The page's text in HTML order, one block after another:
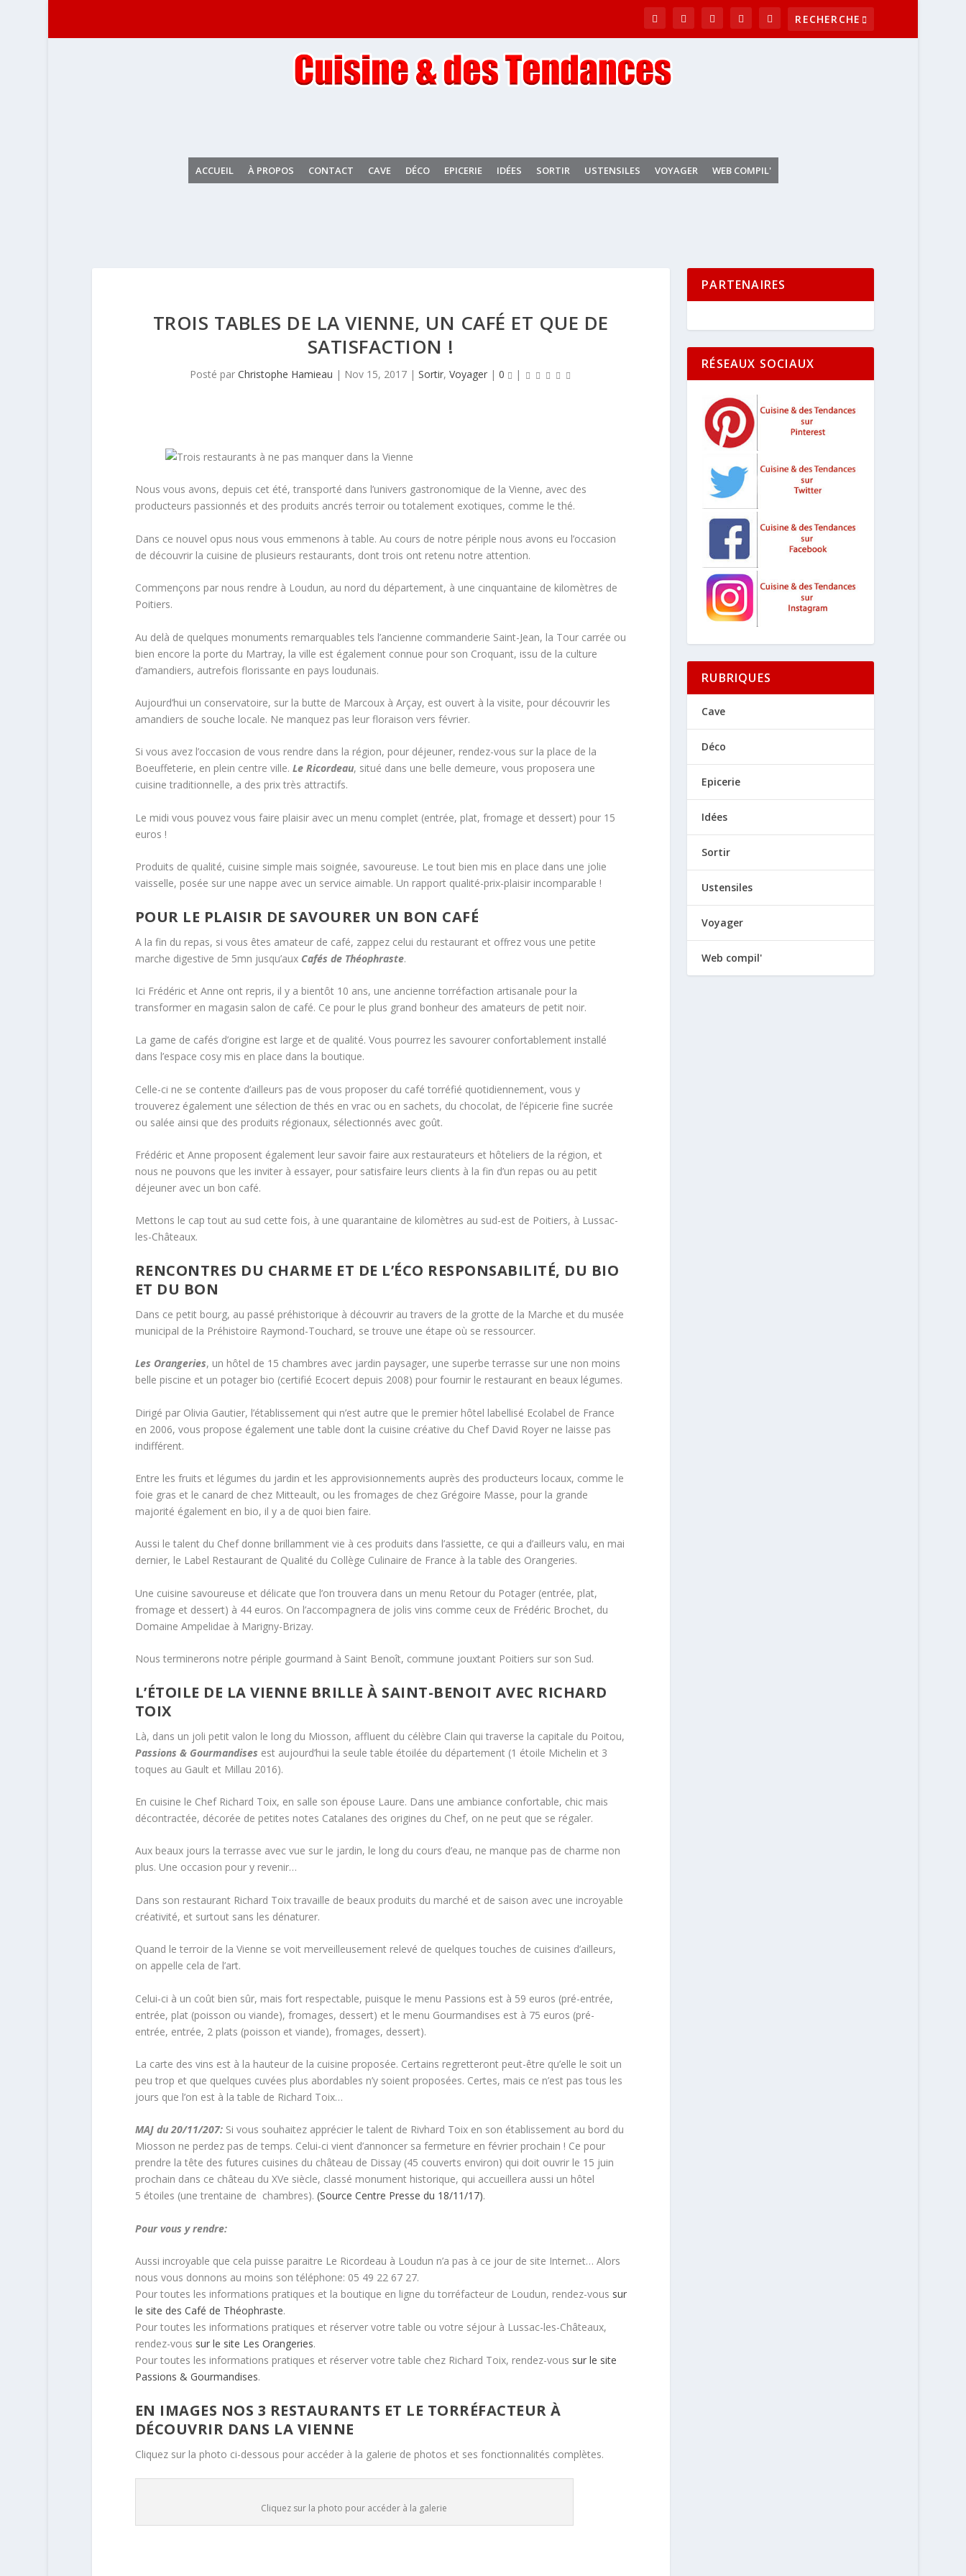
ACCUEIL À PROPOS CONTACT CAVE DÉCO EPICERIE IDÉES SORTIR USTENSILES VOYAGER WEB COMPIL'
TROIS TABLES DE LA VIENNE, UN CAFÉ ET QUE DE
SATISFACTION !
Posté parChristophe Hamieau | Nov 15, 2017 |Sortir,Voyager |0 |
Nous vous avons, depuis cet été, transporté dans l’univers gastronomique de la Vienne, avec des
producteurs passionnés et des produits ancrés terroir ou totalement exotiques, comme le thé.
Dans ce nouvel opus nous vous emmenons à table. Au cours de notre périple nous avons eu l’occasion
de découvrir la cuisine de plusieurs restaurants, dont trois ont retenu notre attention.
Commençons par nous rendre à Loudun, au nord du département, à une cinquantaine de kilomètres de
Poitiers.
Au delà de quelques monuments remarquables tels l’ancienne commanderie Saint-Jean, la Tour carrée ou
bien encore la porte du Martray, la ville est également connue pour son Croquant, issu de la culture
d’amandiers, autrefois florissante en pays loudunais.
Aujourd’hui un conservatoire, sur la butte de Marcoux à Arçay, est ouvert à la visite, pour découvrir les
amandiers de souche locale. Ne manquez pas leur floraison vers février.
Si vous avez l’occasion de vous rendre dans la région, pour déjeuner, rendez-vous sur la place de la
Boeuffeterie, en plein centre ville. Le Ricordeau, situé dans une belle demeure, vous proposera une
cuisine traditionnelle, a des prix très attractifs.
Le midi vous pouvez vous faire plaisir avec un menu complet (entrée, plat, fromage et dessert) pour 15
euros !
Produits de qualité, cuisine simple mais soignée, savoureuse. Le tout bien mis en place dans une jolie
vaisselle, posée sur une nappe avec un service aimable. Un rapport qualité-prix-plaisir incomparable !
POUR LE PLAISIR DE SAVOURER UN BON CAFÉ
A la fin du repas, si vous êtes amateur de café, zappez celui du restaurant et offrez vous une petite
marche digestive de 5mn jusqu’aux Cafés de Théophraste.
Ici Frédéric et Anne ont repris, il y a bientôt 10 ans, une ancienne torréfaction artisanale pour la
transformer en magasin salon de café. Ce pour le plus grand bonheur des amateurs de petit noir.
La game de cafés d’origine est large et de qualité. Vous pourrez les savourer confortablement installé
dans l’espace cosy mis en place dans la boutique.
Celle-ci ne se contente d’ailleurs pas de vous proposer du café torréfié quotidiennement, vous y
trouverez également une sélection de thés en vrac ou en sachets, du chocolat, de l’épicerie fine sucrée
ou salée ainsi que des produits régionaux, sélectionnés avec goût.
Frédéric et Anne proposent également leur savoir faire aux restaurateurs et hôteliers de la région, et
nous ne pouvons que les inviter à essayer, pour satisfaire leurs clients à la fin d’un repas ou au petit
déjeuner avec un bon café.
Mettons le cap tout au sud cette fois, à une quarantaine de kilomètres au sud-est de Poitiers, à Lussac-
les-Châteaux.
RENCONTRES DU CHARME ET DE L’ÉCO RESPONSABILITÉ, DU BIO
ET DU BON
Dans ce petit bourg, au passé préhistorique à découvrir au travers de la grotte de la Marche et du musée
municipal de la Préhistoire Raymond-Touchard, se trouve une étape où se ressourcer.
Les Orangeries, un hôtel de 15 chambres avec jardin paysager, une superbe terrasse sur une non moins
belle piscine et un potager bio (certifié Ecocert depuis 2008) pour fournir le restaurant en beaux légumes.
Dirigé par Olivia Gautier, l’établissement qui n’est autre que le premier hôtel labellisé Ecolabel de France
en 2006, vous propose également une table dont la cuisine créative du Chef David Royer ne laisse pas
indifférent.
Entre les fruits et légumes du jardin et les approvisionnements auprès des producteurs locaux, comme le
foie gras et le canard de chez Mitteault, ou les fromages de chez Grégoire Masse, pour la grande
majorité également en bio, il y a de quoi bien faire.
Aussi le talent du Chef donne brillamment vie à ces produits dans l’assiette, ce qui a d’ailleurs valu, en mai
dernier, le Label Restaurant de Qualité du Collège Culinaire de France à la table des Orangeries.
Une cuisine savoureuse et délicate que l’on trouvera dans un menu Retour du Potager (entrée, plat,
fromage et dessert) à 44 euros. On l’accompagnera de jolis vins comme ceux de Frédéric Brochet, du
Domaine Ampelidae à Marigny-Brizay.
Nous terminerons notre périple gourmand à Saint Benoît, commune jouxtant Poitiers sur son Sud.
L’ÉTOILE DE LA VIENNE BRILLE À SAINT-BENOIT AVEC RICHARD
TOIX
Là, dans un joli petit valon le long du Miosson, affluent du célèbre Clain qui traverse la capitale du Poitou,
Passions & Gourmandises est aujourd’hui la seule table étoilée du département (1 étoile Michelin et 3
toques au Gault et Millau 2016).
En cuisine le Chef Richard Toix, en salle son épouse Laure. Dans une ambiance confortable, chic mais
décontractée, décorée de petites notes Catalanes des origines du Chef, on ne peut que se régaler.
Aux beaux jours la terrasse avec vue sur le jardin, le long du cours d’eau, ne manque pas de charme non
plus. Une occasion pour y revenir…
Dans son restaurant Richard Toix travaille de beaux produits du marché et de saison avec une incroyable
créativité, et surtout sans les dénaturer.
Quand le terroir de la Vienne se voit merveilleusement relevé de quelques touches de cuisines d’ailleurs,
on appelle cela de l’art.
Celui-ci à un coût bien sûr, mais fort respectable, puisque le menu Passions est à 59 euros (pré-entrée,
entrée, plat (poisson ou viande), fromages, dessert) et le menu Gourmandises est à 75 euros (pré-
entrée, entrée, 2 plats (poisson et viande), fromages, dessert).
La carte des vins est à la hauteur de la cuisine proposée. Certains regretteront peut-être qu’elle le soit un
peu trop et que quelques cuvées plus abordables n’y soient proposées. Certes, mais ce n’est pas tous les
jours que l’on est à la table de Richard Toix…
MAJ du 20/11/207:Si vous souhaitez apprécier le talent de Rivhard Toix en son établissement au bord du
Miosson ne perdez pas de temps. Celui-ci vient d’annoncer sa fermeture en février prochain ! Ce pour
prendre la tête des futures cuisines du château de Dissay (45 couverts environ) qui doit ouvrir le 15 juin
prochain dans ce château du XVe siècle, classé monument historique, qui accueillera aussi un hôtel
5 étoiles (une trentaine de chambres). (Source Centre Presse du 18/11/17).
Pour vous y rendre:
Aussi incroyable que cela puisse paraitre Le Ricordeau à Loudun n’a pas à ce jour de site Internet… Alors
nous vous donnons au moins son téléphone: 05 49 22 67 27.
Pour toutes les informations pratiques et la boutique en ligne du torréfacteur de Loudun, rendez-vous sur
le site des Café de Théophraste.
Pour toutes les informations pratiques et réserver votre table ou votre séjour à Lussac-les-Châteaux,
rendez-vous sur le site Les Orangeries.
Pour toutes les informations pratiques et réserver votre table chez Richard Toix, rendez-vous sur le site
Passions & Gourmandises.
EN IMAGES NOS 3 RESTAURANTS ET LE TORRÉFACTEUR À
DÉCOUVRIR DANS LA VIENNE
Cliquez sur la photo ci-dessous pour accéder à la galerie de photos et ses fonctionnalités complètes.
Cliquez sur la photo pour accéder à la galerie
PARTENAIRES
RÉSEAUX SOCIAUX
RUBRIQUES
Cave
Déco
Epicerie
Idées
Sortir
Ustensiles
Voyager
Web compil'